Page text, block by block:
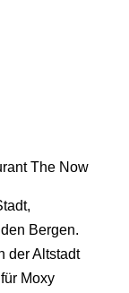
The Now
Bergen.
der Altstadt
Moxy